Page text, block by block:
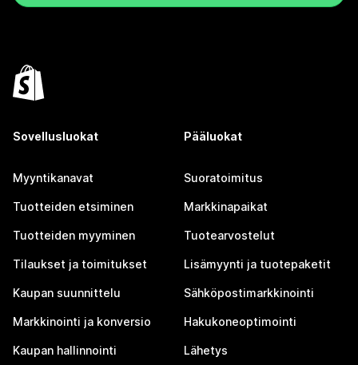
Sovellusluokat
Myyntikanavat
Tuotteiden etsiminen
Tuotteiden myyminen
Tilaukset ja toimitukset
Kaupan suunnittelu
Markkinointi ja konversio
Kaupan hallinnointi
Pääluokat
Suoratoimitus
Markkinapaikat
Tuotearvostelut
Lisämyynti ja tuotepaketit
Sähköpostimarkkinointi
Hakukoneoptimointi
Lähetys